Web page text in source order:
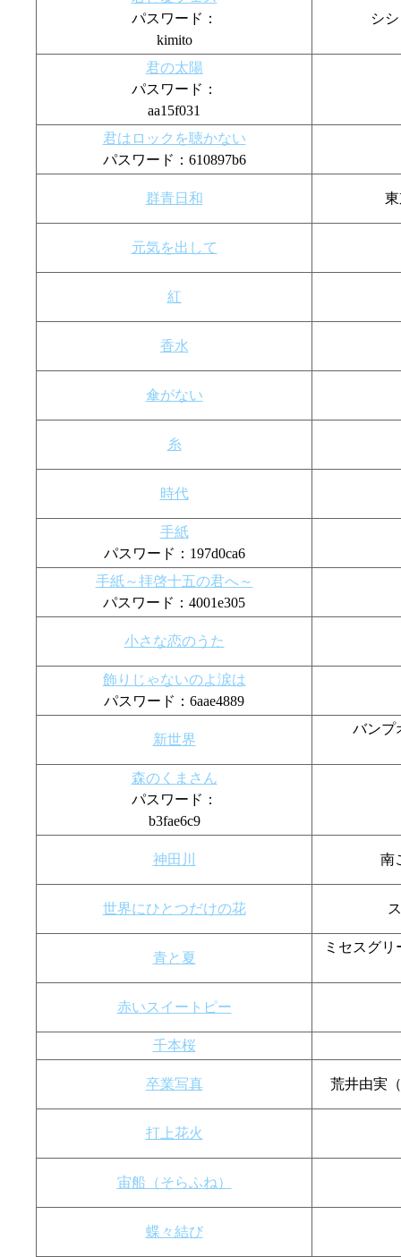
パスワード：
kimito
シ
君の太陽
パスワード：
aa15f031
君はロックを聴かない
パスワード：610897b6
群青日和
元気を出して
紅
香水
傘がない
糸
時代
手紙
パスワード：197d0ca6
手紙～拝啓十五の君へ～
パスワード：4001e305
小さな恋のうた
飾りじゃないのよ涙は
パスワード：6aae4889
新世界
バンプ
森のくまさん
パスワード：
b3fae6c9
神田川 南
世界にひとつだけの花
青と夏
ミセスグリ
赤いスイートピー
千本桜
卒業写真 荒井由実
打上花火
宙船（そらふね）
蝶々結び